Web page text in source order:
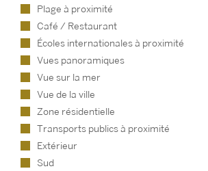
Plage à proximité
Café / Restaurant
Écoles internationales à proximité
Vues panoramiques
Vue sur la mer
Vue de la ville
Zone résidentielle
Transports publics à proximité
Extérieur
Sud